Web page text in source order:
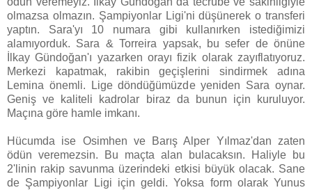
olmazsa olmazın. Şampiyonlar Ligi'ni düşünerek o transferi
yaptın. Sara'yı 10 numara gibi kullanırken istediğimizi
alamıyorduk. Sara & Torreira yapsak, bu sefer de önüne
İlkay Gündoğan'ı yazarken orayı fizik olarak zayıflatıyoruz.
Merkezi kapatmak, rakibin geçişlerini sindirmek adına
Lemina önemli. Lige döndüğümüzde yeniden Sara oynar.
Geniş ve kaliteli kadrolar biraz da bunun için kuruluyor.
Maçına göre hamle imkanı.
Hücumda ise Osimhen ve Barış Alper Yılmaz'dan zaten
ödün veremezsin. Bu maçta alan bulacaksın. Haliyle bu
2'linin rakip savunma üzerindeki etkisi büyük olacak. Sane
de Şampiyonlar Ligi için geldi. Yoksa form olarak Yunus